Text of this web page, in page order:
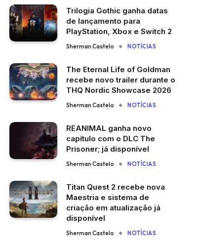
Trilogia Gothic ganha datas
de lançamento para
PlayStation, Xbox e Switch 2
Sherman Castelo NOTÍCIAS
The Eternal Life of Goldman
recebe novo trailer durante o
THQ Nordic Showcase 2026
Sherman Castelo NOTÍCIAS
REANIMAL ganha novo
capítulo com o DLC The
Prisoner; já disponível
Sherman Castelo NOTÍCIAS
Titan Quest 2 recebe nova
Maestria e sistema de
criação em atualização já
disponível
Sherman Castelo NOTÍCIAS